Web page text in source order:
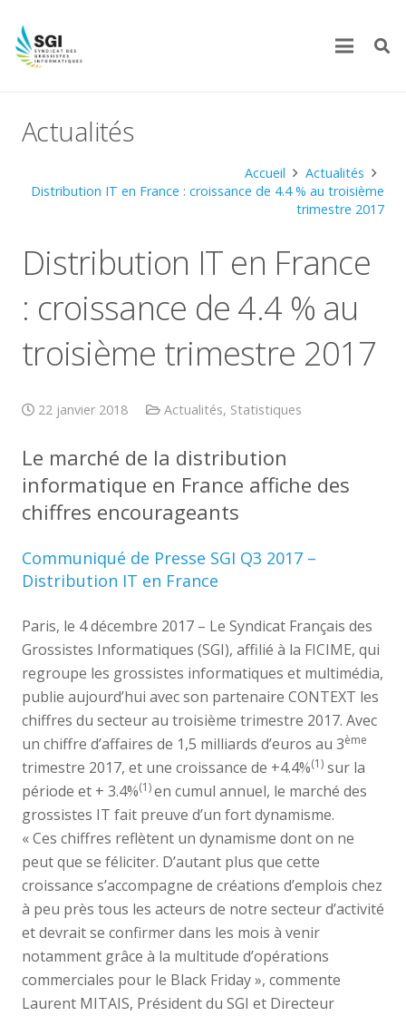
Actualités
Accueil
Actualités
Distribution IT en France : croissance de 4.4 % au troisième
trimestre 2017
Distribution IT en France
: croissance de 4.4 % au
troisième trimestre 2017
22 janvier 2018 Actualités, Statistiques
Le marché de la distribution
informatique en France affiche des
chiffres encourageants
Communiqué de Presse SGI Q3 2017 –
Distribution IT en France
Paris, le 4 décembre 2017 – Le Syndicat Français des
Grossistes Informatiques (SGI), affilié à la FICIME, qui
regroupe les grossistes informatiques et multimédia,
publie aujourd’hui avec son partenaire CONTEXT les
chiffres du secteur au troisième trimestre 2017. Avec
un chiffre d’affaires de 1,5 milliards d’euros au 3ème
trimestre 2017, et une croissance de +4.4%(1) sur la
période et + 3.4%(1)en cumul annuel, le marché des
grossistes IT fait preuve d’un fort dynamisme.
« Ces chiffres reflètent un dynamisme dont on ne
peut que se féliciter. D’autant plus que cette
croissance s’accompagne de créations d’emplois chez
à peu près tous les acteurs de notre secteur d’activité
et devrait se confirmer dans les mois à venir
notamment grâce à la multitude d’opérations
commerciales pour le Black Friday », commente
Laurent MITAIS, Président du SGI et Directeur